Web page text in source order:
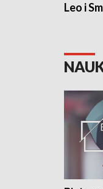
Leo i